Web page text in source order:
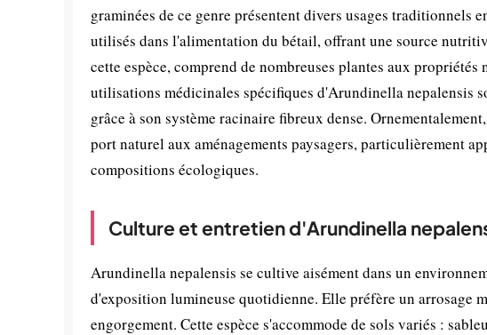
graminées de ce genre présentent divers usages traditionnels
utilisés dans l'alimentation du bétail, offrant une source
cette espèce, comprend de nombreuses plantes aux
utilisations médicinales spécifiques d'Arundinella nepalensis
grâce à son système racinaire fibreux dense.
port naturel aux aménagements paysagers, particulièrement
compositions écologiques.
Culture et entretien d'Arundinella
Arundinella nepalensis se cultive aisément dans un
d'exposition lumineuse quotidienne. Elle préfère un arrosage
engorgement. Cette espèce s'accommode de sols variés :